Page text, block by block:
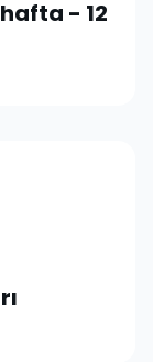
- 12